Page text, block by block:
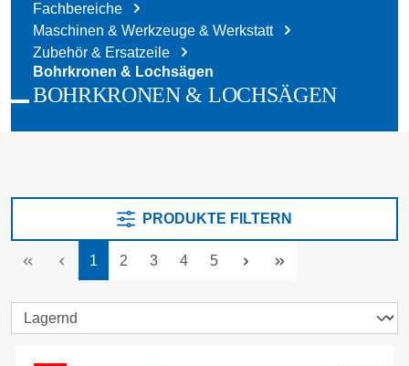
Fachbereiche
Maschinen & Werkzeuge & Werkstatt
Zubehör & Ersatzeile
Bohrkronen & Lochsägen
BOHRKRONEN & LOCHSÄGEN
PRODUKTE FILTERN
Seite
1 Seite
2 Seite
3 Seite
4 Seite
5